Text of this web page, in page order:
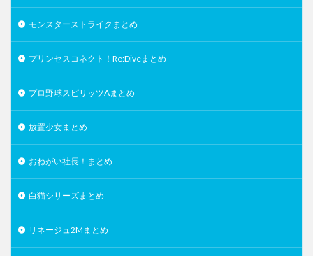
モンスターストライクまとめ
プリンセスコネクト！Re:Diveまとめ
プロ野球スピリッツAまとめ
放置少女まとめ
おねがい社長！まとめ
白猫シリーズまとめ
リネージュ2Mまとめ